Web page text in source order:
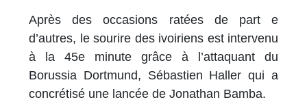
Après des occasions ratées de part e
d’autres, le sourire des ivoiriens est intervenu
à la 45e minute grâce à l’attaquant du
Borussia Dortmund, Sébastien Haller qui a
concrétisé une lancée de Jonathan Bamba.